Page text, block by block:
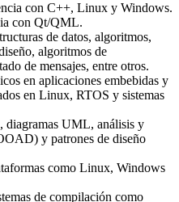
con C++, Linux y Windows.
con Qt/QML.
de datos, algoritmos,
algoritmos de
de mensajes, entre otros.
en aplicaciones embebidas y
en Linux, RTOS y sistemas
diagramas UML, análisis y
y patrones de diseño
como Linux, Windows
de compilación como